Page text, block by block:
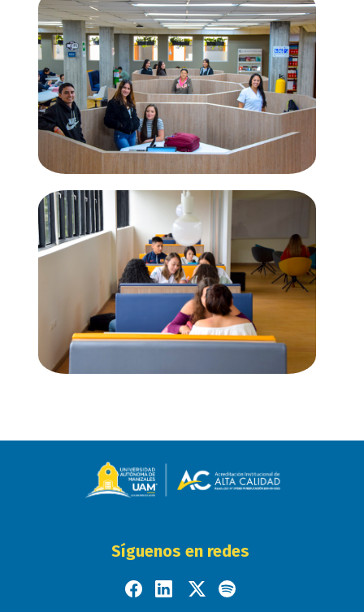
Síguenos en redes